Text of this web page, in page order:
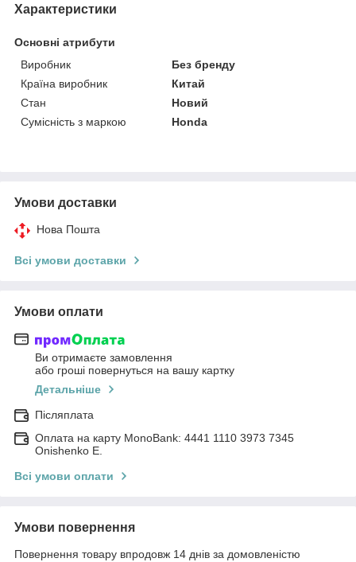
Характеристики
Основні атрибути
Виробник
Без бренду
Країна виробник
Китай
Стан
Новий
Сумісність з маркою
Honda
Умови доставки
Нова Пошта
Всі умови доставки
Умови оплати
Ви отримаєте замовлення
або гроші повернуться на вашу картку
Детальніше
Післяплата
Оплата на карту MonoBank: 4441 1110 3973 7345
Onishenko E.
Всі умови оплати
Умови повернення
Повернення товару впродовж 14 днів за домовленістю